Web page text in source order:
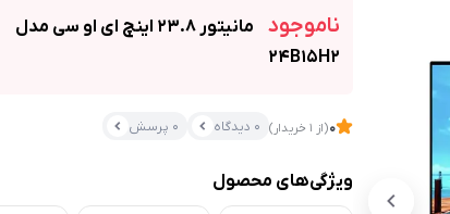
ناموجود
مانیتور 23.8 اینچ ای او سی مدل
24B15H2
0(از 1 خریدار) 0 دیدگاه 0 پرسش
ویژگی‌های محصول